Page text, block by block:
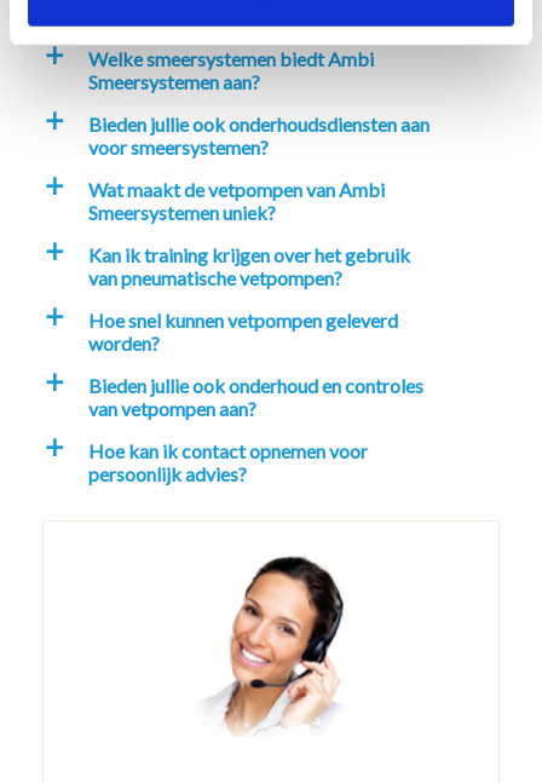
a
Welke smeersystemen biedt Ambi
Smeersystemen aan?
a
Bieden jullie ook onderhoudsdiensten aan
voor smeersystemen?
a
Wat maakt de vetpompen van Ambi
Smeersystemen uniek?
a
Kan ik training krijgen over het gebruik
van pneumatische vetpompen?
a
Hoe snel kunnen vetpompen geleverd
worden?
a
Bieden jullie ook onderhoud en controles
van vetpompen aan?
a
Hoe kan ik contact opnemen voor
persoonlijk advies?